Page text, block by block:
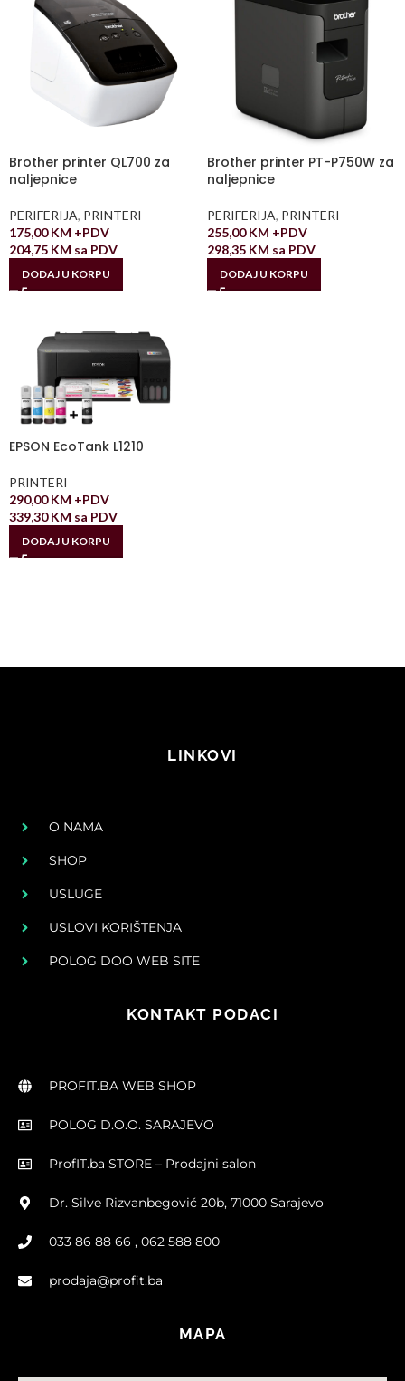
Brother printer QL700 za
naljepnice
PERIFERIJA, PRINTERI
175,00KM +PDV
204,75 KM sa PDV
DODAJ U KORPU
Brother printer PT-P750W za
naljepnice
PERIFERIJA, PRINTERI
255,00KM +PDV
298,35 KM sa PDV
DODAJ U KORPU
EPSON EcoTank L1210
PRINTERI
290,00KM +PDV
339,30KM sa PDV
DODAJ U KORPU
LINKOVI
O NAMA
SHOP
USLUGE
USLOVI KORIŠTENJA
POLOG DOO WEB SITE
KONTAKT PODACI
PROFIT.BA WEB SHOP
POLOG D.O.O. SARAJEVO
ProfIT.ba STORE – Prodajni salon
Dr. Silve Rizvanbegović 20b, 71000 Sarajevo
033 86 88 66 , 062 588 800
prodaja@profit.ba
MAPA